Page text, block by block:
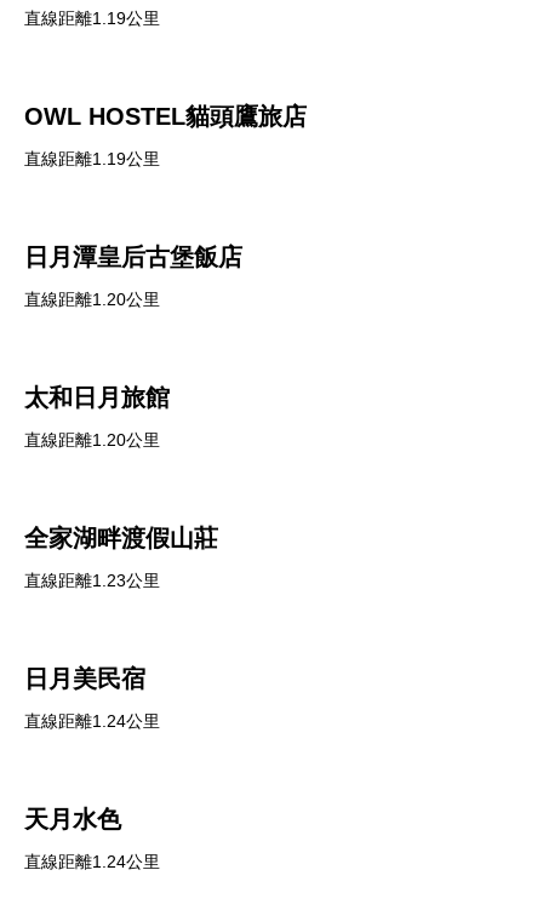
直線距離1.19公里
OWL HOSTEL貓頭鷹旅店
直線距離1.19公里
日月潭皇后古堡飯店
直線距離1.20公里
太和日月旅館
直線距離1.20公里
全家湖畔渡假山莊
直線距離1.23公里
日月美民宿
直線距離1.24公里
天月水色
直線距離1.24公里